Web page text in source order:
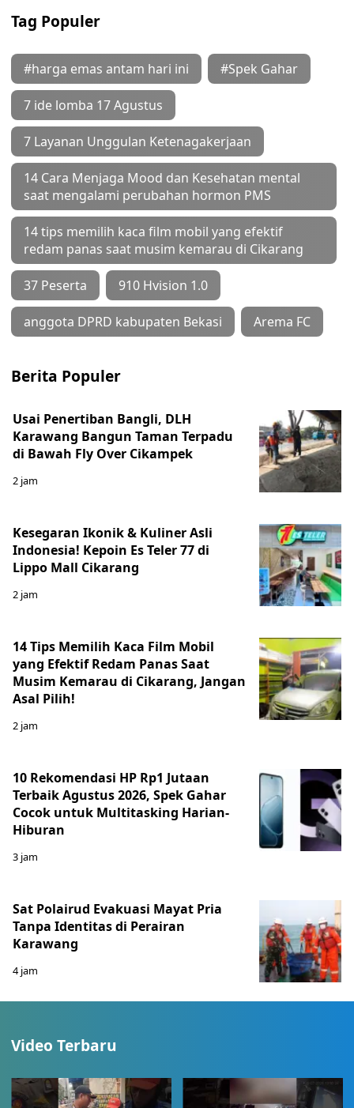
Tag Populer
#harga emas antam hari ini #Spek Gahar
7 ide lomba 17 Agustus
7 Layanan Unggulan Ketenagakerjaan
14 Cara Menjaga Mood dan Kesehatan mental
saat mengalami perubahan hormon PMS
14 tips memilih kaca film mobil yang efektif
redam panas saat musim kemarau di Cikarang
37 Peserta 910 Hvision 1.0
anggota DPRD kabupaten Bekasi Arema FC
Berita Populer
Usai Penertiban Bangli, DLH
Karawang Bangun Taman Terpadu
di Bawah Fly Over Cikampek
2 jam
Kesegaran Ikonik & Kuliner Asli
Indonesia! Kepoin Es Teler 77 di
Lippo Mall Cikarang
2 jam
14 Tips Memilih Kaca Film Mobil
yang Efektif Redam Panas Saat
Musim Kemarau di Cikarang, Jangan
Asal Pilih!
2 jam
10 Rekomendasi HP Rp1 Jutaan
Terbaik Agustus 2026, Spek Gahar
Cocok untuk Multitasking Harian-
Hiburan
3 jam
Sat Polairud Evakuasi Mayat Pria
Tanpa Identitas di Perairan
Karawang
4 jam
Video Terbaru